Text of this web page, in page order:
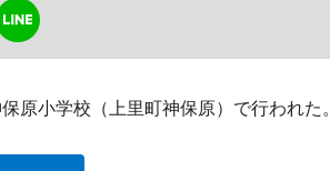
原小学校（上里町神保原）で行われた。